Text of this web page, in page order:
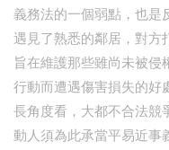
義務法的一個弱點，也
遇見了熟悉的鄰居，對方
旨在維護那些雖尚未被
行動而遭遇傷害損失的好
長角度看，大都不合法競
動人須為此承當平易近事